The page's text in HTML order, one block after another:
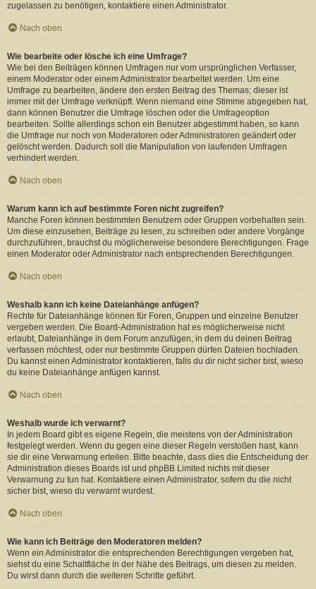
zugelassen zu benötigen, kontaktiere einen Administrator.
Nach oben
Wie bearbeite oder lösche ich eine Umfrage?
Wie bei den Beiträgen können Umfragen nur vom ursprünglichen Verfasser,
einem Moderator oder einem Administrator bearbeitet werden. Um eine
Umfrage zu bearbeiten, ändere den ersten Beitrag des Themas; dieser ist
immer mit der Umfrage verknüpft. Wenn niemand eine Stimme abgegeben hat,
dann können Benutzer die Umfrage löschen oder die Umfrageoption
bearbeiten. Sollte allerdings schon ein Benutzer abgestimmt haben, so kann
die Umfrage nur noch von Moderatoren oder Administratoren geändert oder
gelöscht werden. Dadurch soll die Manipulation von laufenden Umfragen
verhindert werden.
Nach oben
Warum kann ich auf bestimmte Foren nicht zugreifen?
Manche Foren können bestimmten Benutzern oder Gruppen vorbehalten sein.
Um diese einzusehen, Beiträge zu lesen, zu schreiben oder andere Vorgänge
durchzuführen, brauchst du möglicherweise besondere Berechtigungen. Frage
einen Moderator oder Administrator nach entsprechenden Berechtigungen.
Nach oben
Weshalb kann ich keine Dateianhänge anfügen?
Rechte für Dateianhänge können für Foren, Gruppen und einzelne Benutzer
vergeben werden. Die Board-Administration hat es möglicherweise nicht
erlaubt, Dateianhänge in dem Forum anzufügen, in dem du deinen Beitrag
verfassen möchtest, oder nur bestimmte Gruppen dürfen Dateien hochladen.
Du kannst einen Administrator kontaktieren, falls du dir nicht sicher bist, wieso
du keine Dateianhänge anfügen kannst.
Nach oben
Weshalb wurde ich verwarnt?
In jedem Board gibt es eigene Regeln, die meistens von der Administration
festgelegt werden. Wenn du gegen eine dieser Regeln verstoßen hast, kann
sie dir eine Verwarnung erteilen. Bitte beachte, dass dies die Entscheidung der
Administration dieses Boards ist und phpBB Limited nichts mit dieser
Verwarnung zu tun hat. Kontaktiere einen Administrator, sofern du die nicht
sicher bist, wieso du verwarnt wurdest.
Nach oben
Wie kann ich Beiträge den Moderatoren melden?
Wenn ein Administrator die entsprechenden Berechtigungen vergeben hat,
siehst du eine Schaltfläche in der Nähe des Beitrags, um diesen zu melden.
Du wirst dann durch die weiteren Schritte geführt.